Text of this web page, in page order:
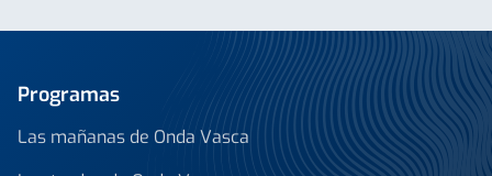
Programas
Las mañanas de Onda Vasca